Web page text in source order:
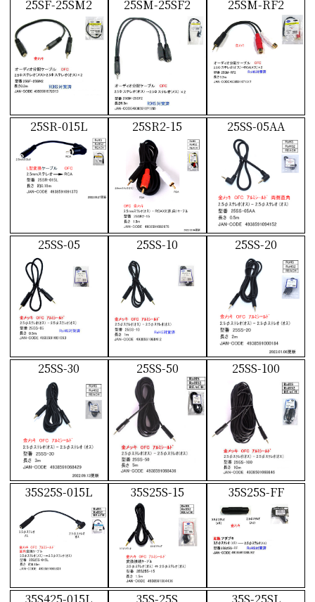
25SF-25SM2 25SM-25SF2 25SM-RF2
25SR-015L 25SR2-15 25SS-05AA
25SS-05 25SS-10 25SS-20
25SS-30 25SS-50 25SS-100
35S25S-015L 35S25S-15 35S25S-FF